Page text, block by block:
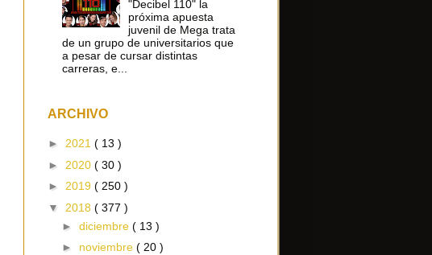
"Decibel 110" la
próxima apuesta
juvenil de Mega trata
de un grupo de universitarios que
a pesar de cursar distintas
carreras, e...
ARCHIVO
► 2021 ( 13 )
► 2020 ( 30 )
► 2019 ( 250 )
▼ 2018 ( 377 )
► diciembre ( 13 )
► noviembre ( 20 )